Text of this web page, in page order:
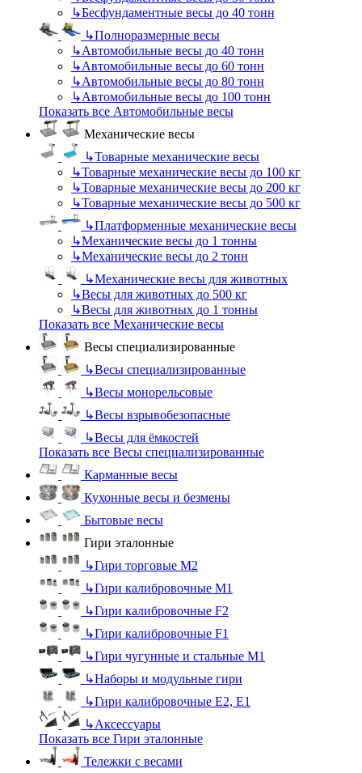
↳Бесфундаментные весы до 40 тонн
↳Полноразмерные весы
↳Автомобильные весы до 40 тонн
↳Автомобильные весы до 60 тонн
↳Автомобильные весы до 80 тонн
↳Автомобильные весы до 100 тонн
Показать все Автомобильные весы
Механические весы
↳Товарные механические весы
↳Товарные механические весы до 100 кг
↳Товарные механические весы до 200 кг
↳Товарные механические весы до 500 кг
↳Платформенные механические весы
↳Механические весы до 1 тонны
↳Механические весы до 2 тонн
↳Механические весы для животных
↳Весы для животных до 500 кг
↳Весы для животных до 1 тонны
Показать все Механические весы
Весы специализированные
↳Весы специализированные
↳Весы монорельсовые
↳Весы взрывобезопасные
↳Весы для ёмкостей
Показать все Весы специализированные
Карманные весы
Кухонные весы и безмены
Бытовые весы
Гири эталонные
↳Гири торговые М2
↳Гири калибровочные М1
↳Гири калибровочные F2
↳Гири калибровочные F1
↳Гири чугунные и стальные М1
↳Наборы и модульные гири
↳Гири калибровочные E2, Е1
↳Аксессуары
Показать все Гири эталонные
Тележки с весами